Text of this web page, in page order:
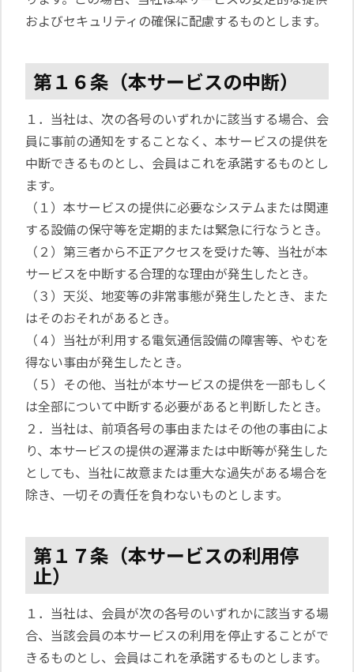
およびセキュリティの確保に配慮するものとします。
第１６条（本サービスの中断）
１．当社は、次の各号のいずれかに該当する場合、会
員に事前の通知をすることなく、本サービスの提供を
中断できるものとし、会員はこれを承諾するものとし
ます。
（１）本サービスの提供に必要なシステムまたは関連
する設備の保守等を定期的または緊急に行なうとき。
（２）第三者から不正アクセスを受けた等、当社が本
サービスを中断する合理的な理由が発生したとき。
（３）天災、地変等の非常事態が発生したとき、また
はそのおそれがあるとき。
（４）当社が利用する電気通信設備の障害等、やむを
得ない事由が発生したとき。
（５）その他、当社が本サービスの提供を一部もしく
は全部について中断する必要があると判断したとき。
２．当社は、前項各号の事由またはその他の事由によ
り、本サービスの提供の遅滞または中断等が発生した
としても、当社に故意または重大な過失がある場合を
除き、一切その責任を負わないものとします。
第１７条（本サービスの利用停
止）
１．当社は、会員が次の各号のいずれかに該当する場
合、当該会員の本サービスの利用を停止することがで
きるものとし、会員はこれを承諾するものとします。